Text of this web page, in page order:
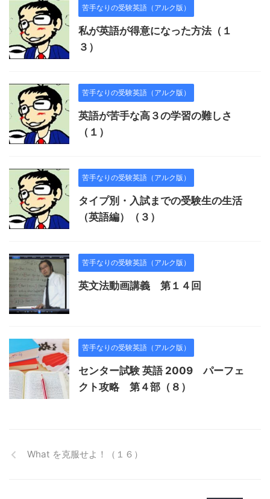
苦手なりの受験英語（アルク版）
私が英語が得意になった方法（１
３）
苦手なりの受験英語（アルク版）
英語が苦手な高３の学習の難しさ
（１）
苦手なりの受験英語（アルク版）
タイプ別・入試までの受験生の生活
（英語編）（３）
苦手なりの受験英語（アルク版）
英文法動画講義 第１４回
苦手なりの受験英語（アルク版）
センター試験 英語 2009 パーフェ
クト攻略 第４部（８）
What を克服せよ！（１６）